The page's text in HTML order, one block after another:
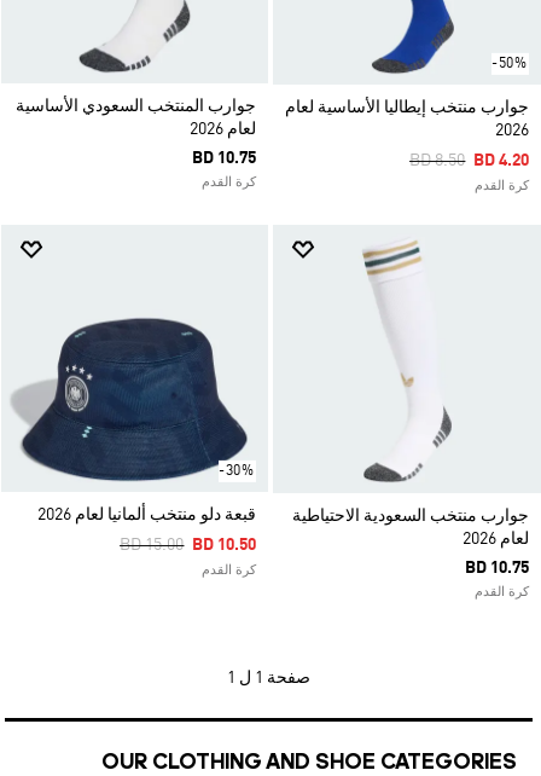
-50%
جوارب منتخب إيطاليا الأساسية لعام
2026
Price Reduced
BD 8.50ToBD 4.20
كرة القدم
جوارب المنتخب السعودي الأساسية
لعام 2026
BD 10.75
كرة القدم
جوارب منتخب السعودية الاحتياطية
لعام 2026
BD 10.75
كرة القدم
-30%
قبعة دلو منتخب ألمانيا لعام 2026
Price Reduced From
BD 15.00ToBD 10.50
كرة القدم
صفحة 1 ل 1
OUR CLOTHING AND SHOE CATEGORIES